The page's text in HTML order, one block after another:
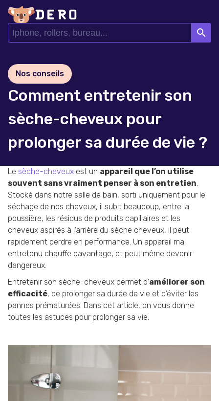
search
Nos conseils
Comment entretenir son
sèche-cheveux pour
prolonger sa durée de vie ?
Le sèche-cheveux est un appareil que l’on utilise
souvent sans vraiment penser à son entretien.
Stocké dans notre salle de bain, sorti uniquement pour le
séchage de nos cheveux, il subit beaucoup, entre la
poussière, les résidus de produits capillaires et les
cheveux aspirés à l’arrière du sèche cheveux, il peut
rapidement perdre en performance. Un appareil mal
entretenu chauffe davantage, et peut même devenir
dangereux.
Entretenir son sèche-cheveux permet d’améliorer son
efficacité, de prolonger sa durée de vie et d’éviter les
pannes prématurées. Dans cet article, on vous donne
toutes les astuces pour prolonger sa vie.